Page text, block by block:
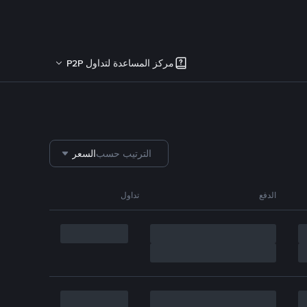
مركز المساعدة لتداول P2P
الترتيب حسبالسعر
الدفع تداول